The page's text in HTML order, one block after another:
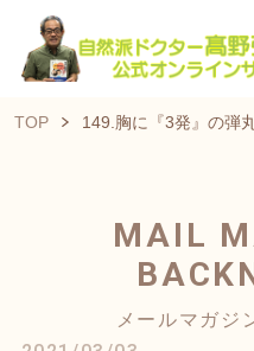
TOP 149.胸に『3発』の弾
MAIL
メールマガジ